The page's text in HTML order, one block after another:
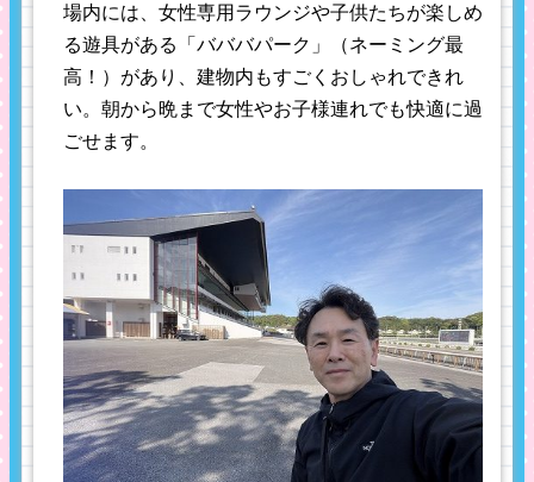
場内には、女性専用ラウンジや子供たちが楽しめ
る遊具がある「バババパーク」（ネーミング最
高！）があり、建物内もすごくおしゃれできれ
い。朝から晩まで女性やお子様連れでも快適に過
ごせます。